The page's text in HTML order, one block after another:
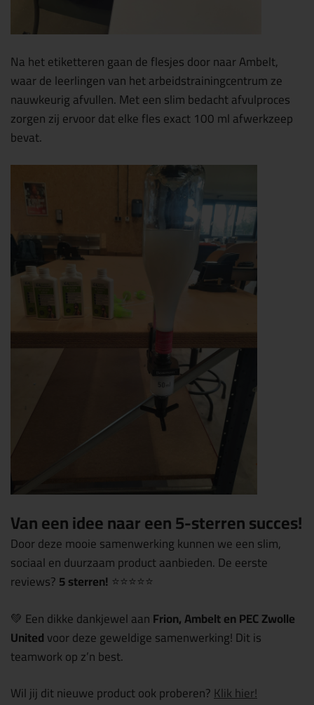
Na het etiketteren gaan de flesjes door naar Ambelt,
waar de leerlingen van het arbeidstrainingcentrum ze
nauwkeurig afvullen. Met een slim bedacht afvulproces
zorgen zij ervoor dat elke fles exact 100 ml afwerkzeep
bevat.
Van een idee naar een 5-sterren succes!
Door deze mooie samenwerking kunnen we een slim,
sociaal en duurzaam product aanbieden. De eerste
reviews?5 sterren! ⭐⭐⭐⭐⭐
💚 Een dikke dankjewel aanFrion, Ambelt en PEC Zwolle
Unitedvoor deze geweldige samenwerking! Dit is
teamwork op z’n best.
Wil jij dit nieuwe product ook proberen?Klik hier!